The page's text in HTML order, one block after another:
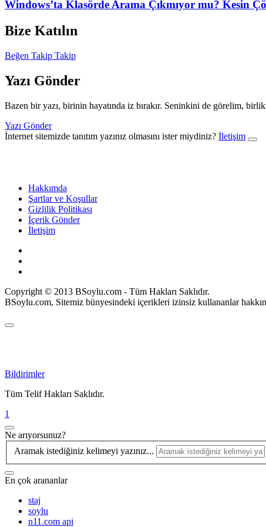
Windows’ta Klasörde Arama Çıkmıyor mu? Kesin
Bize Katılın
Beğen Takip Takip
Yazı Gönder
Bazen bir yazı, birinin hayatında iz bırakır. Seninkini de görelim,
Yazı Gönder
İnternet sitemizde tanıtım yazınız olmasını ister miydiniz? İletişim
Hakkımda
Şartlar ve Koşullar
Gizlilik Politikası
İçerik Gönder
İletişim
Copyright © 2013 BSoylu.com - Tüm Hakları Saklıdır.
BSoylu.com, Sitemiz bünyesindeki içerikleri izinsiz kullananlar
Bildirimler
Tüm Telif Hakları Saklıdır.
1
Ne arıyorsunuz?
Aramak istediğiniz kelimeyi yazınız...
En çok arananlar
staj
soylu
n11.com api